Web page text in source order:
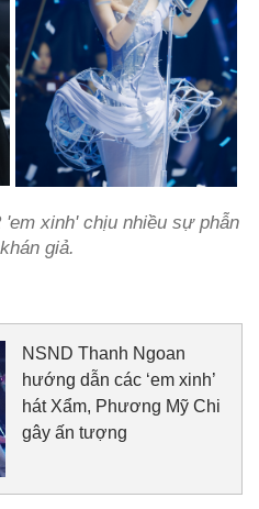
xinh' chịu nhiều sự phẫn
giả.
NSND Thanh Ngoan
hướng dẫn các ‘em xinh’
hát Xẩm, Phương Mỹ Chi
gây ấn tượng